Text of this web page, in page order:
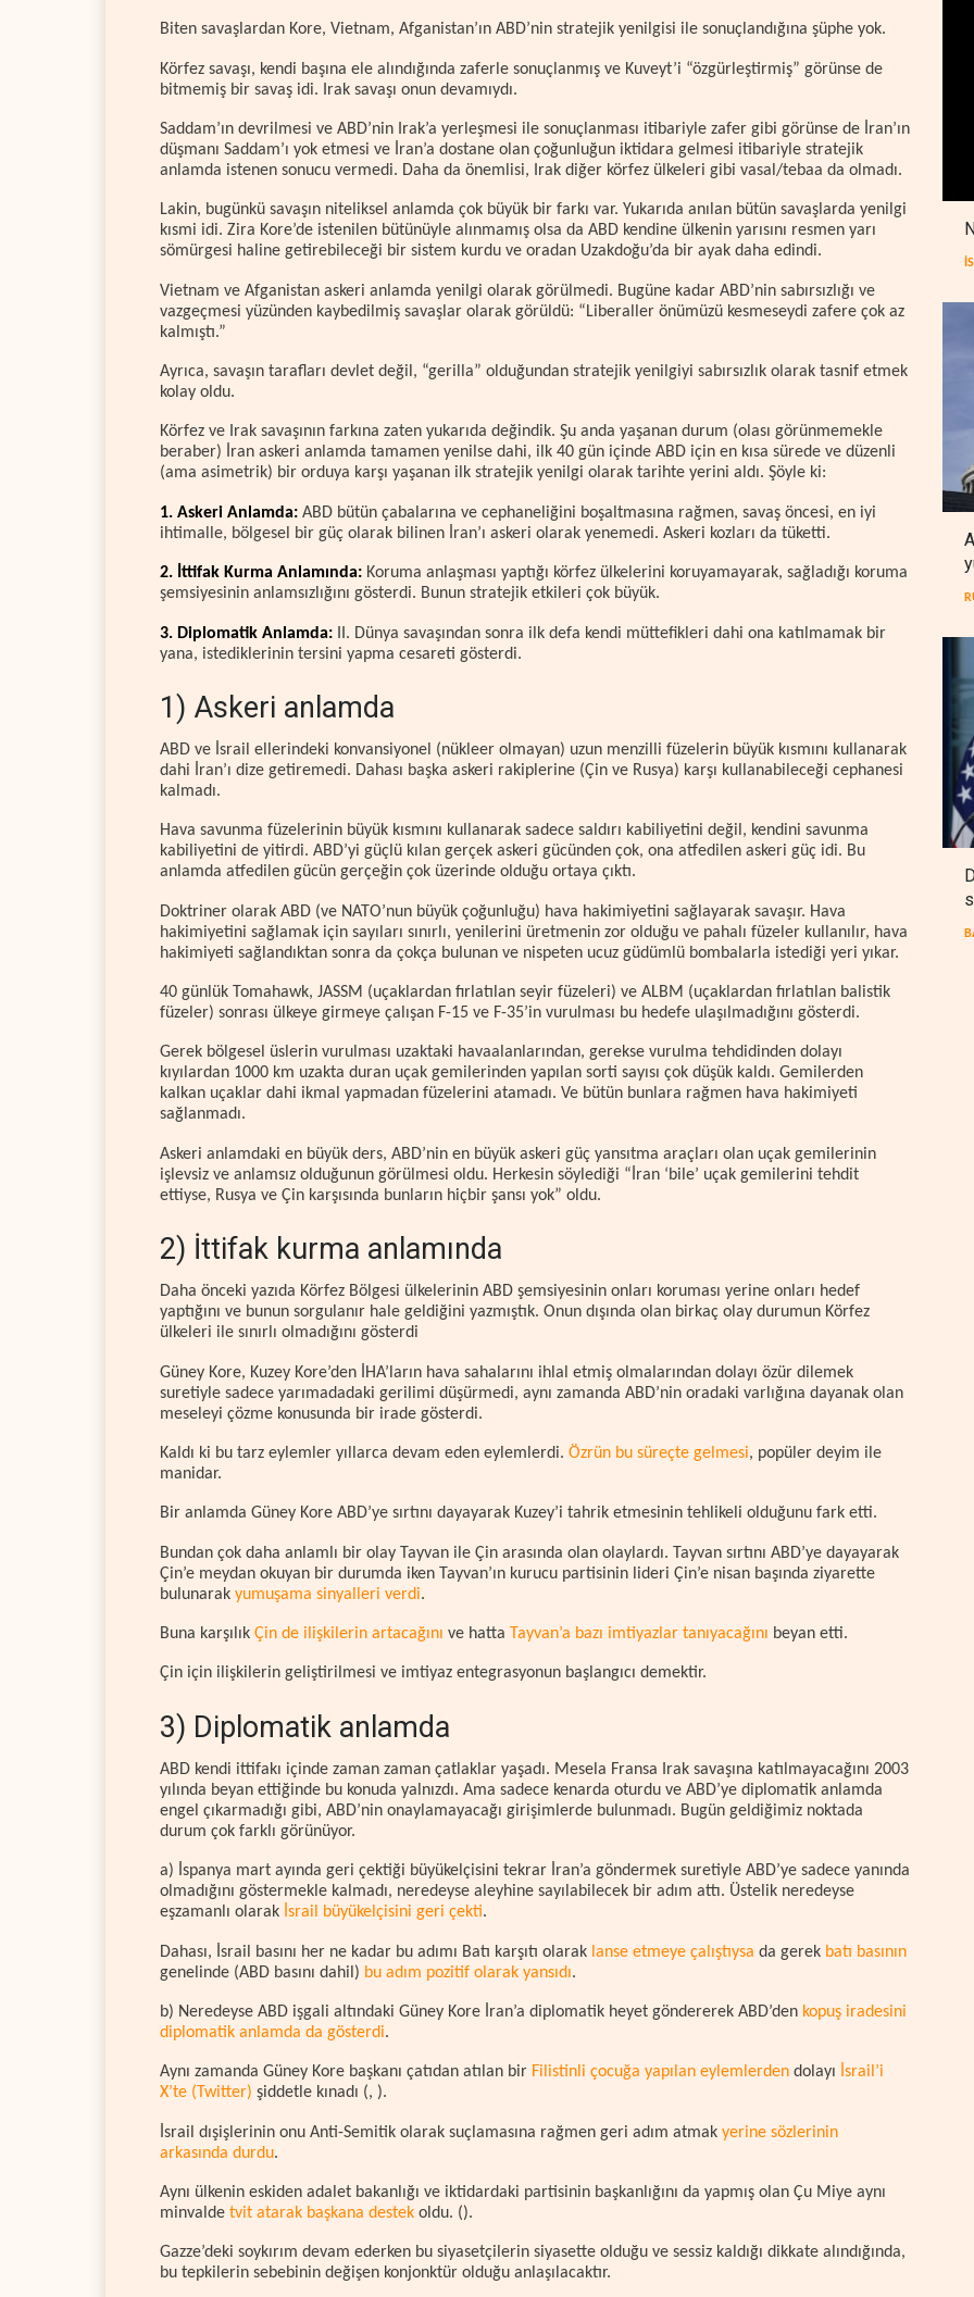
Biten savaşlardan Kore, Vietnam, Afganistan’ın ABD’nin stratejik yenilgisi ile sonuçlandığına şüphe yok.
Körfez savaşı, kendi başına ele alındığında zaferle sonuçlanmış ve Kuveyt’i “özgürleştirmiş” görünse de
bitmemiş bir savaş idi. Irak savaşı onun devamıydı.
Saddam’ın devrilmesi ve ABD’nin Irak’a yerleşmesi ile sonuçlanması itibariyle zafer gibi görünse de İran’ın
düşmanı Saddam’ı yok etmesi ve İran’a dostane olan çoğunluğun iktidara gelmesi itibariyle stratejik
anlamda istenen sonucu vermedi. Daha da önemlisi, Irak diğer körfez ülkeleri gibi vasal/tebaa da olmadı.
Lakin, bugünkü savaşın niteliksel anlamda çok büyük bir farkı var. Yukarıda anılan bütün savaşlarda yenilgi
kısmi idi. Zira Kore’de istenilen bütünüyle alınmamış olsa da ABD kendine ülkenin yarısını resmen yarı
sömürgesi haline getirebileceği bir sistem kurdu ve oradan Uzakdoğu’da bir ayak daha edindi.
Vietnam ve Afganistan askeri anlamda yenilgi olarak görülmedi. Bugüne kadar ABD’nin sabırsızlığı ve
vazgeçmesi yüzünden kaybedilmiş savaşlar olarak görüldü: “Liberaller önümüzü kesmeseydi zafere çok az
kalmıştı.”
Ayrıca, savaşın tarafları devlet değil, “gerilla” olduğundan stratejik yenilgiyi sabırsızlık olarak tasnif etmek
kolay oldu.
Körfez ve Irak savaşının farkına zaten yukarıda değindik. Şu anda yaşanan durum (olası görünmemekle
beraber) İran askeri anlamda tamamen yenilse dahi, ilk 40 gün içinde ABD için en kısa sürede ve düzenli
(ama asimetrik) bir orduya karşı yaşanan ilk stratejik yenilgi olarak tarihte yerini aldı. Şöyle ki:
1. Askeri Anlamda: ABD bütün çabalarına ve cephaneliğini boşaltmasına rağmen, savaş öncesi, en iyi
ihtimalle, bölgesel bir güç olarak bilinen İran’ı askeri olarak yenemedi. Askeri kozları da tüketti.
2. İttifak Kurma Anlamında: Koruma anlaşması yaptığı körfez ülkelerini koruyamayarak, sağladığı koruma
şemsiyesinin anlamsızlığını gösterdi. Bunun stratejik etkileri çok büyük.
3. Diplomatik Anlamda: II. Dünya savaşından sonra ilk defa kendi müttefikleri dahi ona katılmamak bir
yana, istediklerinin tersini yapma cesareti gösterdi.
1) Askeri anlamda
ABD ve İsrail ellerindeki konvansiyonel (nükleer olmayan) uzun menzilli füzelerin büyük kısmını kullanarak
dahi İran’ı dize getiremedi. Dahası başka askeri rakiplerine (Çin ve Rusya) karşı kullanabileceği cephanesi
kalmadı.
Hava savunma füzelerinin büyük kısmını kullanarak sadece saldırı kabiliyetini değil, kendini savunma
kabiliyetini de yitirdi. ABD’yi güçlü kılan gerçek askeri gücünden çok, ona atfedilen askeri güç idi. Bu
anlamda atfedilen gücün gerçeğin çok üzerinde olduğu ortaya çıktı.
Doktriner olarak ABD (ve NATO’nun büyük çoğunluğu) hava hakimiyetini sağlayarak savaşır. Hava
hakimiyetini sağlamak için sayıları sınırlı, yenilerini üretmenin zor olduğu ve pahalı füzeler kullanılır, hava
hakimiyeti sağlandıktan sonra da çokça bulunan ve nispeten ucuz güdümlü bombalarla istediği yeri yıkar.
40 günlük Tomahawk, JASSM (uçaklardan fırlatılan seyir füzeleri) ve ALBM (uçaklardan fırlatılan balistik
füzeler) sonrası ülkeye girmeye çalışan F-15 ve F-35’in vurulması bu hedefe ulaşılmadığını gösterdi.
Gerek bölgesel üslerin vurulması uzaktaki havaalanlarından, gerekse vurulma tehdidinden dolayı
kıyılardan 1000 km uzakta duran uçak gemilerinden yapılan sorti sayısı çok düşük kaldı. Gemilerden
kalkan uçaklar dahi ikmal yapmadan füzelerini atamadı. Ve bütün bunlara rağmen hava hakimiyeti
sağlanmadı.
Askeri anlamdaki en büyük ders, ABD’nin en büyük askeri güç yansıtma araçları olan uçak gemilerinin
işlevsiz ve anlamsız olduğunun görülmesi oldu. Herkesin söylediği “İran ‘bile’ uçak gemilerini tehdit
ettiyse, Rusya ve Çin karşısında bunların hiçbir şansı yok” oldu.
2) İttifak kurma anlamında
Daha önceki yazıda Körfez Bölgesi ülkelerinin ABD şemsiyesinin onları koruması yerine onları hedef
yaptığını ve bunun sorgulanır hale geldiğini yazmıştık. Onun dışında olan birkaç olay durumun Körfez
ülkeleri ile sınırlı olmadığını gösterdi
Güney Kore, Kuzey Kore’den İHA’ların hava sahalarını ihlal etmiş olmalarından dolayı özür dilemek
suretiyle sadece yarımadadaki gerilimi düşürmedi, aynı zamanda ABD’nin oradaki varlığına dayanak olan
meseleyi çözme konusunda bir irade gösterdi.
Kaldı ki bu tarz eylemler yıllarca devam eden eylemlerdi. Özrün bu süreçte gelmesi, popüler deyim ile
manidar.
Bir anlamda Güney Kore ABD’ye sırtını dayayarak Kuzey’i tahrik etmesinin tehlikeli olduğunu fark etti.
Bundan çok daha anlamlı bir olay Tayvan ile Çin arasında olan olaylardı. Tayvan sırtını ABD’ye dayayarak
Çin’e meydan okuyan bir durumda iken Tayvan’ın kurucu partisinin lideri Çin’e nisan başında ziyarette
bulunarak yumuşama sinyalleri verdi.
Buna karşılık Çin de ilişkilerin artacağını ve hatta Tayvan’a bazı imtiyazlar tanıyacağını beyan etti.
Çin için ilişkilerin geliştirilmesi ve imtiyaz entegrasyonun başlangıcı demektir.
3) Diplomatik anlamda
ABD kendi ittifakı içinde zaman zaman çatlaklar yaşadı. Mesela Fransa Irak savaşına katılmayacağını 2003
yılında beyan ettiğinde bu konuda yalnızdı. Ama sadece kenarda oturdu ve ABD’ye diplomatik anlamda
engel çıkarmadığı gibi, ABD’nin onaylamayacağı girişimlerde bulunmadı. Bugün geldiğimiz noktada
durum çok farklı görünüyor.
a) İspanya mart ayında geri çektiği büyükelçisini tekrar İran’a göndermek suretiyle ABD’ye sadece yanında
olmadığını göstermekle kalmadı, neredeyse aleyhine sayılabilecek bir adım attı. Üstelik neredeyse
eşzamanlı olarak İsrail büyükelçisini geri çekti.
Dahası, İsrail basını her ne kadar bu adımı Batı karşıtı olarak lanse etmeye çalıştıysa da gerek batı basının
genelinde (ABD basını dahil) bu adım pozitif olarak yansıdı.
b) Neredeyse ABD işgali altındaki Güney Kore İran’a diplomatik heyet göndererek ABD’den kopuş iradesini
diplomatik anlamda da gösterdi.
Aynı zamanda Güney Kore başkanı çatıdan atılan bir Filistinli çocuğa yapılan eylemlerden dolayı İsrail’i
X’te (Twitter) şiddetle kınadı (, ).
İsrail dışişlerinin onu Anti-Semitik olarak suçlamasına rağmen geri adım atmak yerine sözlerinin
arkasında durdu.
Aynı ülkenin eskiden adalet bakanlığı ve iktidardaki partisinin başkanlığını da yapmış olan Çu Miye aynı
minvalde tvit atarak başkana destek oldu. ().
Gazze’deki soykırım devam ederken bu siyasetçilerin siyasette olduğu ve sessiz kaldığı dikkate alındığında,
bu tepkilerin sebebinin değişen konjonktür olduğu anlaşılacaktır.